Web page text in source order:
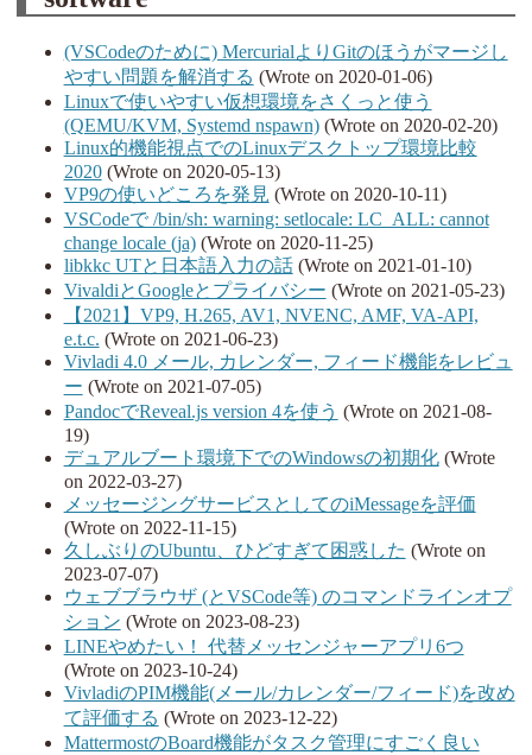
(VSCodeのために) MercurialよりGitのほうがマージし
やすい問題を解消する (Wrote on 2020-01-06)
Linuxで使いやすい仮想環境をさくっと使う
(QEMU/KVM, Systemd nspawn)(Wrote on 2020-02-20)
Linux的機能視点でのLinuxデスクトップ環境比較
2020(Wrote on 2020-05-13)
VP9の使いどころを発見 (Wrote on 2020-10-11)
VSCodeで /bin/sh: warning: setlocale: LC_ALL: cannot
change locale (ja)(Wrote on 2020-11-25)
libkkc UTと日本語入力の話(Wrote on 2021-01-10)
VivaldiとGoogleとプライバシー (Wrote on 2021-05-23)
【2021】VP9, H.265, AV1, NVENC, AMF, VA-API,
e.t.c. (Wrote on 2021-06-23)
Vivladi 4.0 メール, カレンダー, フィード機能をレビュ
ー (Wrote on 2021-07-05)
PandocでReveal.js version 4を使う (Wrote on 2021-08-
19)
デュアルブート環境下でのWindowsの初期化(Wrote
on 2022-03-27)
メッセージングサービスとしてのiMessageを評価
(Wrote on 2022-11-15)
久しぶりのUbuntu、ひどすぎて困惑した (Wrote on
2023-07-07)
ウェブブラウザ (とVSCode等) のコマンドラインオプ
ション (Wrote on 2023-08-23)
LINEやめたい！ 代替メッセンジャーアプリ6つ
(Wrote on 2023-10-24)
VivladiのPIM機能(メール/カレンダー/フィード)を改め
て評価する (Wrote on 2023-12-22)
MattermostのBoard機能がタスク管理にすごく良い